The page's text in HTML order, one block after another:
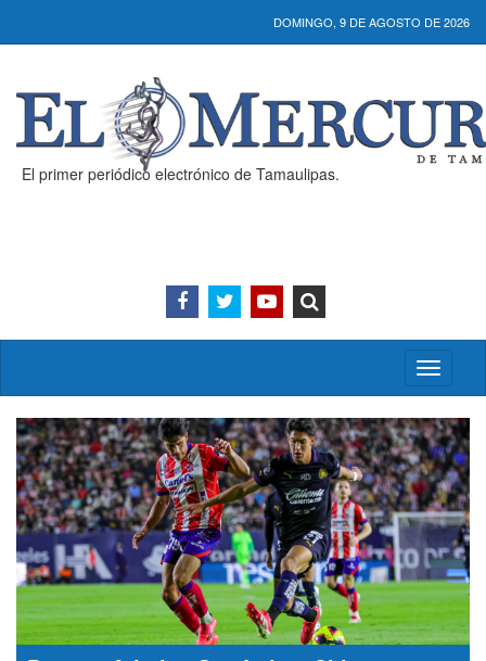
DOMINGO, 9 DE AGOSTO DE 2026
El primer periódico electrónico de Tamaulipas.
Activar/
menú